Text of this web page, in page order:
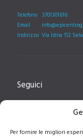
Per fornire le migliori
Telefono 3701301616
Email
Indirizzo Via Istria 112
Seguici
Seguici sulla pagina